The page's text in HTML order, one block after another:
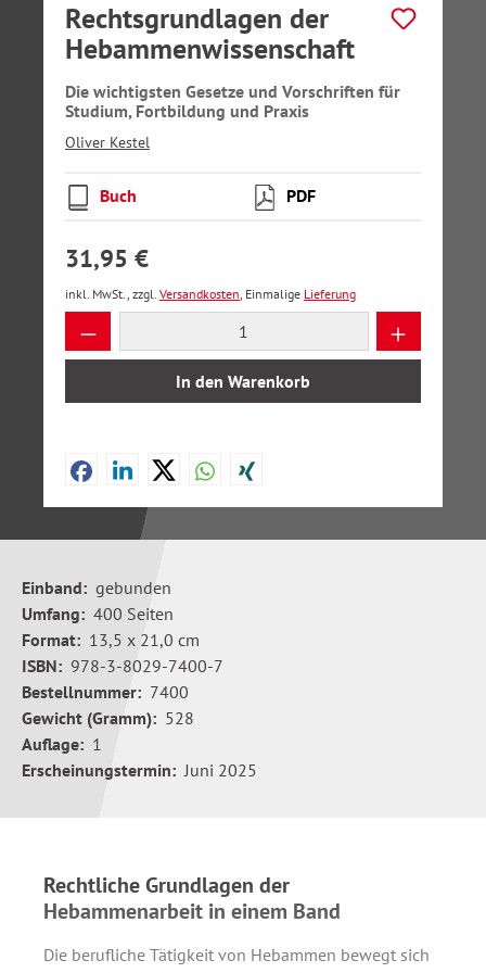
Rechtsgrundlagen der
Hebammenwissenschaft
Die wichtigsten Gesetze und Vorschriften für
Studium, Fortbildung und Praxis
Oliver Kestel
Buch PDF
31,95 €
inkl. MwSt., zzgl. Versandkosten, Einmalige Lieferung
Produkt Anzahl: Gib den gewünschten
In den Warenkorb
Einband: gebunden
Umfang: 400 Seiten
Format: 13,5 x 21,0 cm
ISBN: 978-3-8029-7400-7
Bestellnummer: 7400
Gewicht (Gramm): 528
Auflage: 1
Erscheinungstermin: Juni 2025
Rechtliche Grundlagen der
Hebammenarbeit in einem Band
Die berufliche Tätigkeit von Hebammen bewegt sich